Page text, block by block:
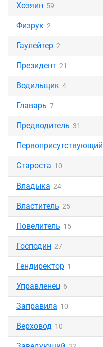
Хозяин 59
Физрук 2
Гаулейтер 2
Президент 21
Водильщик 4
Главарь 7
Предводитель 31
Первоприсутствующий
Староста 10
Владыка 24
Властитель 25
Повелитель 15
Господин 27
Гендиректор 1
Управленец 6
Заправила 10
Верховод 10